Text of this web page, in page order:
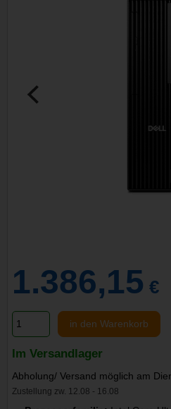
1.386,15 €
in den Warenkorb
Im Versandlager
Abholung/ Versand möglich am
Zustellung zw. 12.08 - 16.08